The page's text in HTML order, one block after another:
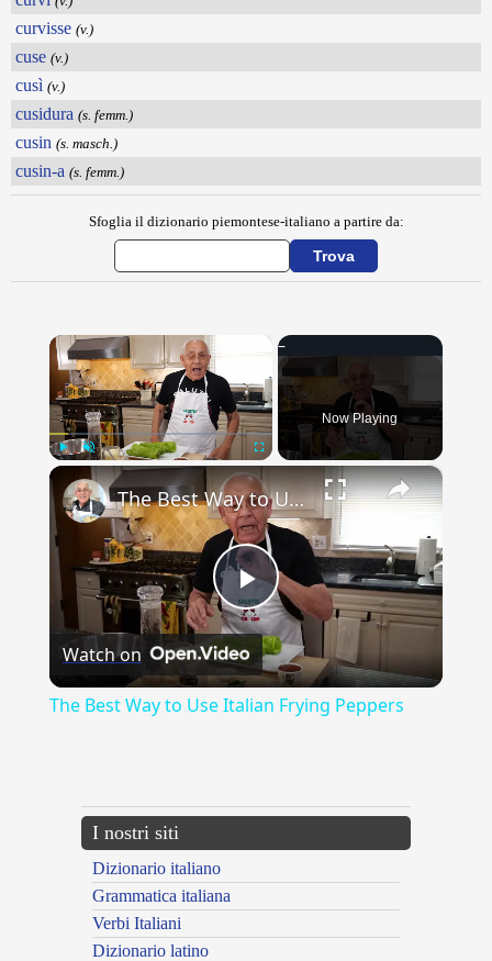
curvisse (v.)
cuse (v.)
cusì (v.)
cusidura (s. femm.)
cusin (s. masch.)
cusin-a (s. femm.)
Sfoglia il dizionario piemontese-italiano a partire da:
Unmute
Now Playing
×
Play
Video
The Best Way to Use Italian Frying Peppers
Watch on
The Best Way to Use Italian Frying Peppers
I nostri siti
Dizionario italiano
Grammatica italiana
Verbi Italiani
Dizionario latino